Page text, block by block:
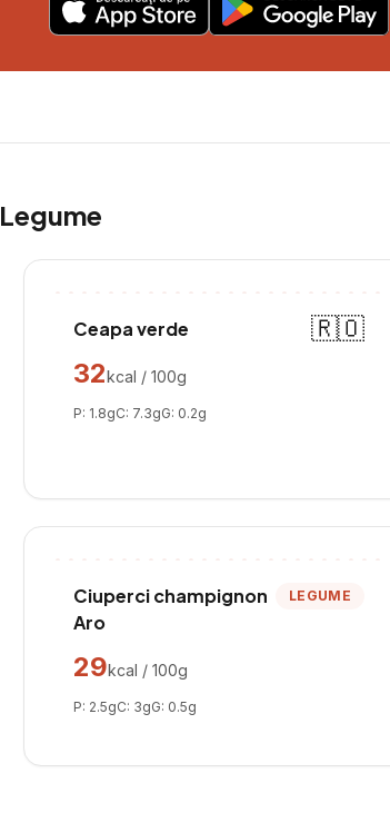
Legume
Ceapa verde
🇷🇴
32kcal / 100g
P: 1.8gC: 7.3gG: 0.2g
Ciuperci champignon
Aro
LEGUME
29kcal / 100g
P: 2.5gC: 3gG: 0.5g